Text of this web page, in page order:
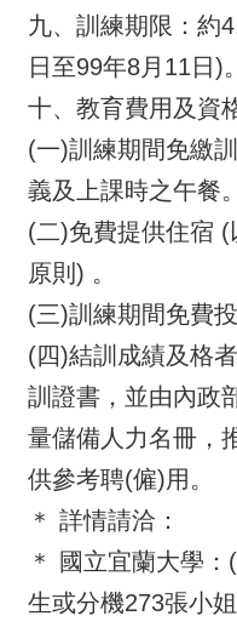
箱
常
答
兒
童
網
站
上
服
政
府
九、訓練期限：約
日至99年8月11日)。
十、教育費用及資
(一)訓練期間免繳
義及上課時之午餐。
(二)免費提供住宿
原則) 。
(三)訓練期間免費
(四)結訓成績及格
訓證書，並由內政
量儲備人力名冊，
供參考聘(僱)用。
＊ 詳情請洽：
＊ 國立宜蘭大學
生或分機273張小